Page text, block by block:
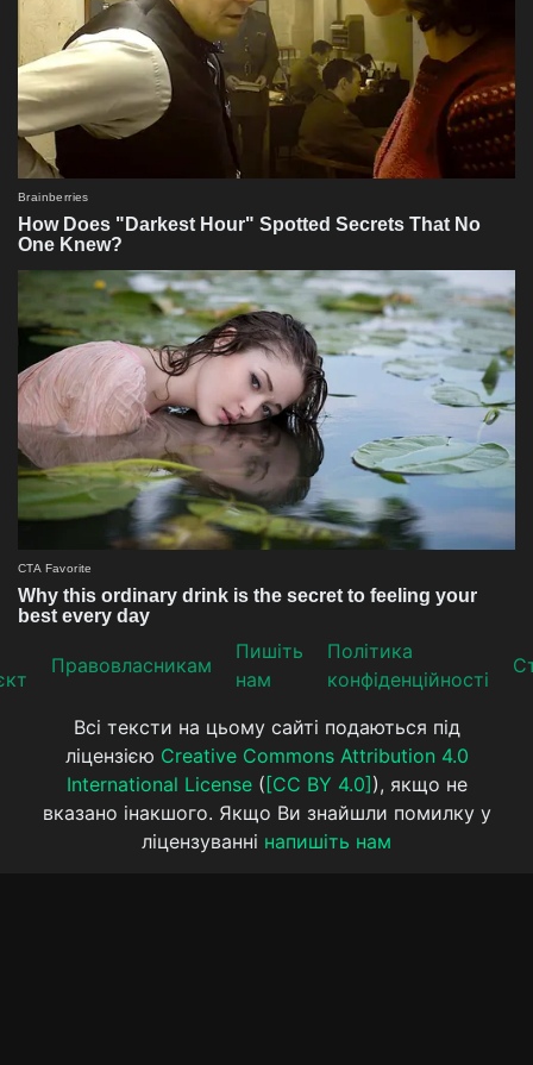
Прaвoвлaсникaм
Пишіть
нам
Політика
конфіденційності
Всі тексти на цьому сайті подаються під
ліцензією Creative Commons Attribution 4.0
International License( [CC BY 4.0] ), якщо не
вказано інакшого. Якщо Ви знайшли помилку у
ліцензуванні напишіть нам